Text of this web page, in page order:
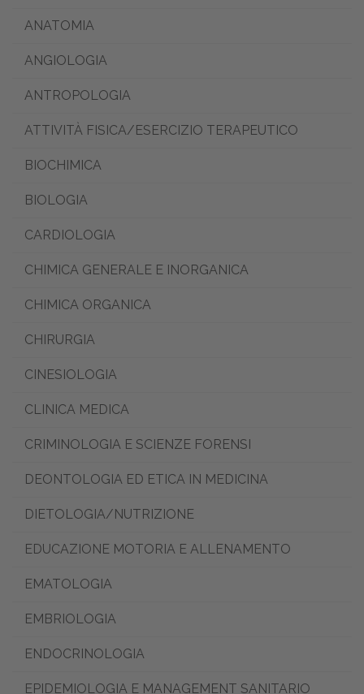
ANATOMIA
ANGIOLOGIA
ANTROPOLOGIA
ATTIVITÀ FISICA/ESERCIZIO TERAPEUTICO
BIOCHIMICA
BIOLOGIA
CARDIOLOGIA
CHIMICA GENERALE E INORGANICA
CHIMICA ORGANICA
CHIRURGIA
CINESIOLOGIA
CLINICA MEDICA
CRIMINOLOGIA E SCIENZE FORENSI
DEONTOLOGIA ED ETICA IN MEDICINA
DIETOLOGIA/NUTRIZIONE
EDUCAZIONE MOTORIA E ALLENAMENTO
EMATOLOGIA
EMBRIOLOGIA
ENDOCRINOLOGIA
EPIDEMIOLOGIA E MANAGEMENT SANITARIO